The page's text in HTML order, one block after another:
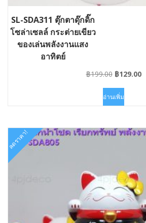
SL-SDA311 ตุ๊กตาดุ๊กดิ๊ก
โซล่าเซลล์ กระต่ายเขียว
ของเล่นพลังงานแสง
อาทิตย์
฿199.00 Original
was:
฿199.00.
฿129.00
อ่านเพิ่ม
ลดราคา!